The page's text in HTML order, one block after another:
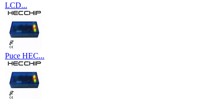
LCD...
Puce HEC...